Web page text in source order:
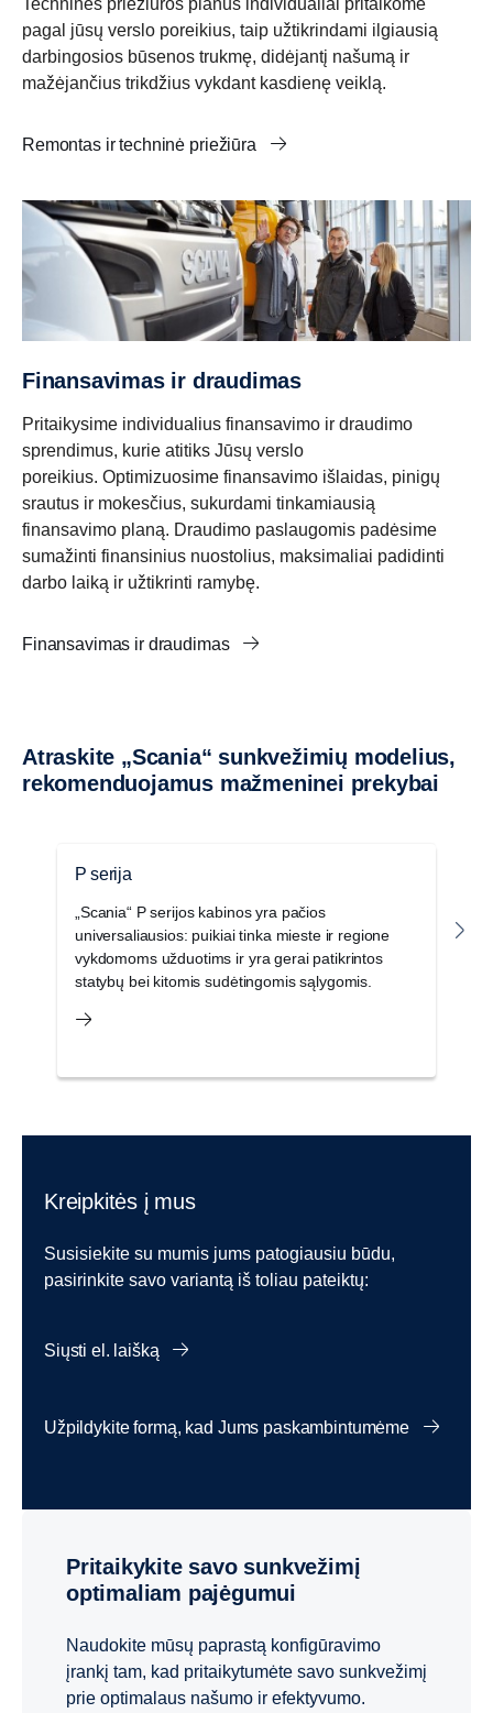
Techninės priežiūros planus individualiai pritaikome
pagal jūsų verslo poreikius, taip užtikrindami ilgiausią
darbingosios būsenos trukmę, didėjantį našumą ir
mažėjančius trikdžius vykdant kasdienę veiklą.
Remontas ir techninė priežiūra
Finansavimas ir draudimas
Pritaikysime individualius finansavimo ir draudimo
sprendimus, kurie atitiks Jūsų verslo
poreikius. Optimizuosime finansavimo išlaidas, pinigų
srautus ir mokesčius, sukurdami tinkamiausią
finansavimo planą. Draudimo paslaugomis padėsime
sumažinti finansinius nuostolius, maksimaliai padidinti
darbo laiką ir užtikrinti ramybę.
Finansavimas ir draudimas
Atraskite „Scania“ sunkvežimių modelius,
rekomenduojamus mažmeninei prekybai
P serija
„Scania“ P serijos kabinos yra pačios
universaliausios: puikiai tinka mieste ir regione
vykdomoms užduotims ir yra gerai patikrintos
statybų bei kitomis sudėtingomis sąlygomis.
Kreipkitės į mus
Susisiekite su mumis jums patogiausiu būdu,
pasirinkite savo variantą iš toliau pateiktų:
Siųsti el. laišką
Užpildykite formą, kad Jums paskambintumėme
Pritaikykite savo sunkvežimį
optimaliam pajėgumui
Naudokite mūsų paprastą konfigūravimo
įrankį tam, kad pritaikytumėte savo sunkvežimį
prie optimalaus našumo ir efektyvumo.